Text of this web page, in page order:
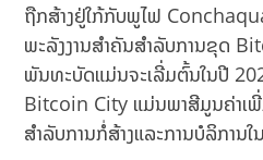
ຖືກສ້າງຢູ່ໃກ້ກັບພູໄຟ
ພະລັງງານສຳຄັນສຳລັບການຂຸດ
ພັນທະບັດແມ່ນຈະເລີ່ມຕົ້ນໃນປີ
Bitcoin City ແມ່ນພາສີມູນຄ່າເພີ່
ສຳລັບການກໍ່ສ້າງແລະການບໍລິການໃ